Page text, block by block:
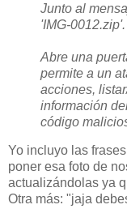
Junto al
'IMG-0012.zip'.
Abre una
permite a un
acciones,
información
código
Yo incluyo las
poner esa foto de
actualizándolas ya
Otra más: "jaja